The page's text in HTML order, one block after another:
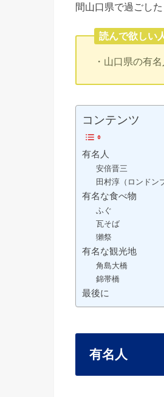
間山口県で過ごし
読んで欲しい
・山口県の有
コンテンツ
有名人
安倍晋三
田村淳（ロンドン
有名な食べ物
ふぐ
瓦そば
獺祭
有名な観光地
角島大橋
錦帯橋
最後に
有名人